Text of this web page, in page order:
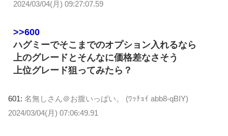
2024/03/04(月) 09:27:07.59
>>600
ハグミーでそこまでのオプション入れるなら
上のグレードとそんなに価格差なさそう
上位グレード狙ってみたら？
601: 名無しさん＠お腹いっぱい。 (ﾜｯﾁｮｲ abb8-qBIY)
2024/03/04(月) 07:06:49.91